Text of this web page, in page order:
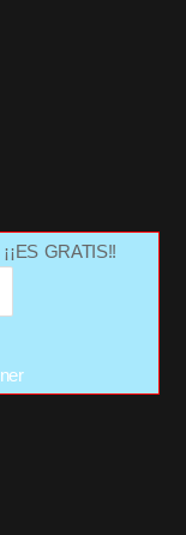
GRATIS!!